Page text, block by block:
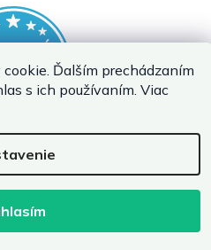
Ďalším prechádzaním
s ich používaním. Viac